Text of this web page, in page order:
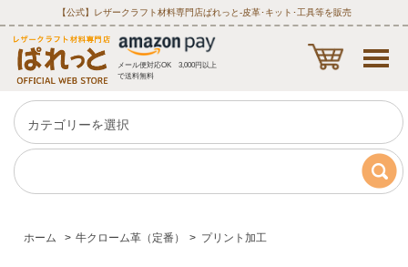
【公式】レザークラフト材料専門店ぱれっと‐皮革･キット･工具等を販売
メール便対応OK 3,000円以上
で送料無料
ホーム > 牛クローム革（定番） > プリント加工